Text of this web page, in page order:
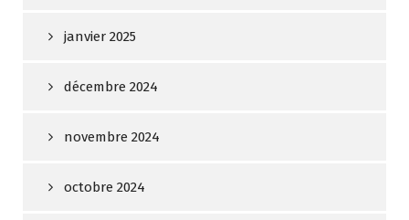
janvier 2025
décembre 2024
novembre 2024
octobre 2024